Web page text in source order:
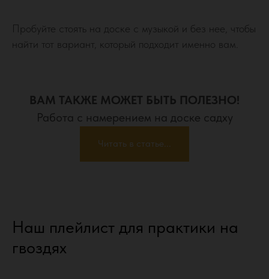
Пробуйте стоять на доске с музыкой и без нее, чтобы
найти тот вариант, который подходит именно вам.
ВАМ ТАКЖЕ МОЖЕТ БЫТЬ ПОЛЕЗНО!
Работа с намерением на доске садху
Читать в статье...
Наш плейлист для практики на
гвоздях